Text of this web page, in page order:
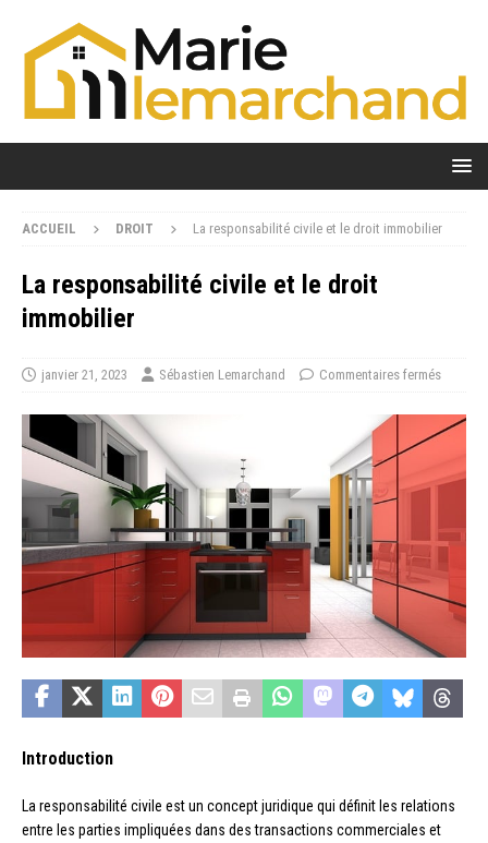
ACCUEIL DROIT La responsabilité civile et le droit immobilier
La responsabilité civile et le droit
immobilier
janvier 21, 2023 Sébastien Lemarchand Commentaires fermés
Introduction
La responsabilité civile est un concept juridique qui définit les relations
entre les parties impliquées dans des transactions commerciales et